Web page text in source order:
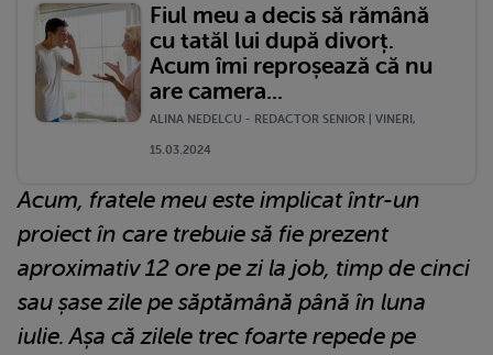
Fiul meu a decis să rămână
cu tatăl lui după divorț.
Acum îmi reproșează că nu
are camera...
ALINA NEDELCU - REDACTOR SENIOR | VINERI,
15.03.2024
Acum, fratele meu este implicat într-un
proiect în care trebuie să fie prezent
aproximativ 12 ore pe zi la job, timp de cinci
sau șase zile pe săptămână până în luna
iulie. Așa că zilele trec foarte repede pe